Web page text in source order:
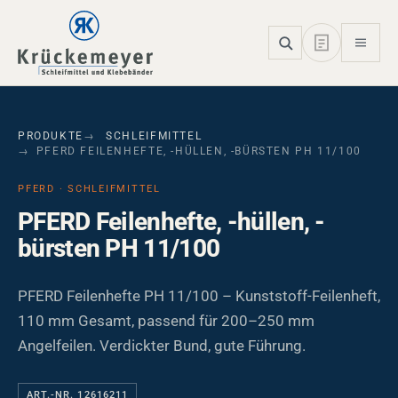
Skip to main navigation
Skip to main content
Skip to page footer
PRODUKTE
SCHLEIFMITTEL
PFERD FEILENHEFTE, -HÜLLEN, -BÜRSTEN PH 11/100
PFERD · SCHLEIFMITTEL
PFERD Feilenhefte, -hüllen, -
bürsten PH 11/100
PFERD Feilenhefte PH 11/100 – Kunststoff-Feilenheft,
110 mm Gesamt, passend für 200–250 mm
Angelfeilen. Verdickter Bund, gute Führung.
ART.-NR. 12616211